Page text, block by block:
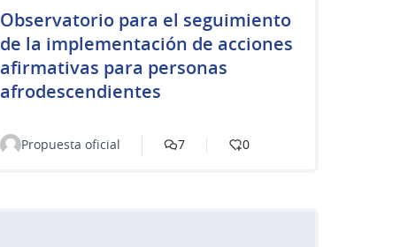
Observatorio para el seguimiento
de la implementación de acciones
afirmativas para personas
afrodescendientes
Propuesta oficial 7 0